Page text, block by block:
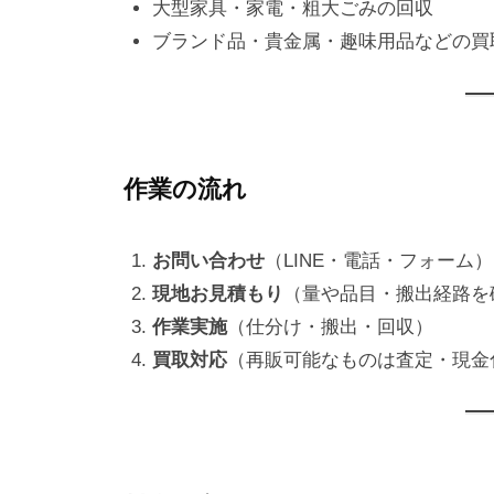
大型家具・家電・粗大ごみの回収
ブランド品・貴金属・趣味用品などの買
作業の流れ
お問い合わせ（LINE・電話・フォーム）
現地お見積もり
（量や品目・搬出経路を
作業実施（仕分け・搬出・回収）
買取対応（再販可能なものは査定・現金